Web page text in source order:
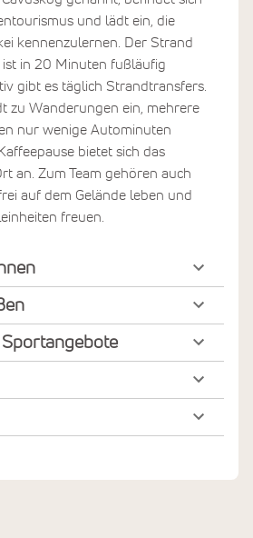
und lädt ein, die
kennenzulernen. Der Strand
ist in 20 Minuten fußläufig
gibt es täglich Strandtransfers.
zu Wanderungen ein, mehrere
nur wenige Autominuten
bietet sich das
an. Zum Team gehören auch
auf dem Gelände leben und
freuen.